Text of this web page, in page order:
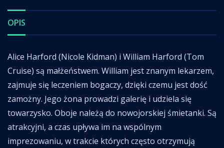
OPIS
Alice Harford (Nicole Kidman) i William Harford (Tom
Cruise) są małżeństwem. William jest znanym lekarzem,
zajmuje się leczeniem bogaczy, dzięki czemu jest dość
zamożny. Jego żona prowadzi galerię i udziela się
towarzysko. Oboje należą do nowojorskiej śmietanki. Są
atrakcyjni, a czas upływa im na wspólnym
imprezowaniu, w trakcie których często otrzymują